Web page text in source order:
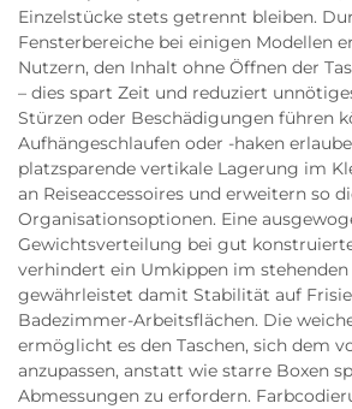
Einzelstücke stets getrennt bleiben.
Fensterbereiche bei einigen Modellen
Nutzern, den Inhalt ohne Öffnen der
– dies spart Zeit und reduziert
Stürzen oder Beschädigungen führen
Aufhängeschlaufen oder -haken
platzsparende vertikale Lagerung im
an Reiseaccessoires und erweitern so
Organisationsoptionen. Eine
Gewichtsverteilung bei gut
verhindert ein Umkippen im stehenden
gewährleistet damit Stabilität auf
Badezimmer-Arbeitsflächen. Die
ermöglicht es den Taschen, sich dem
anzupassen, anstatt wie starre Boxen
Abmessungen zu erfordern.